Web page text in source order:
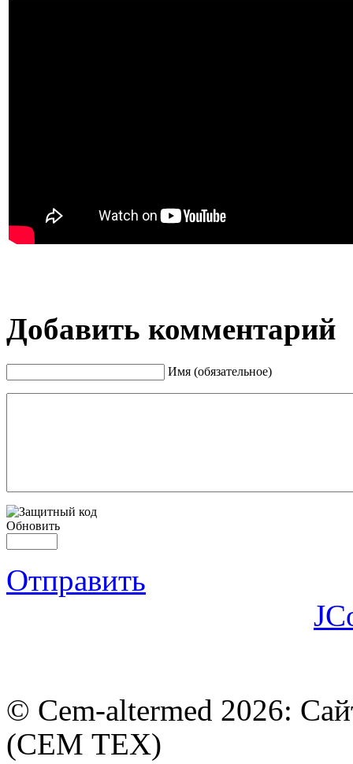
Добавить комментарий
Имя (обязательное)
Обновить
Отправить
© Cem-altermed 2026:
(СЕМ ТЕХ)